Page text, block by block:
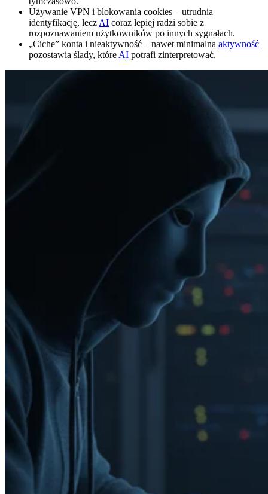
Używanie VPN i blokowania cookies – utrudnia
identyfikację, lecz AI coraz lepiej radzi sobie z
rozpoznawaniem użytkowników po innych sygnałach.
„Ciche” konta i nieaktywność – nawet minimalna aktywność
pozostawia ślady, które AI potrafi zinterpretować.